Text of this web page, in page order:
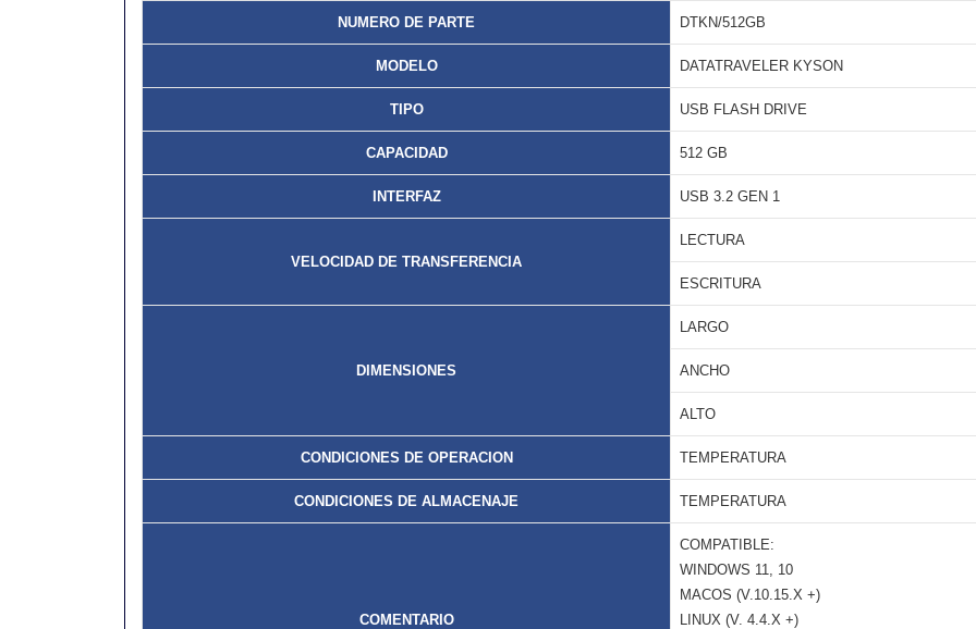
NUMERO DE PARTE DTKN/512GB
MODELO DATATRAVELER KYSON
TIPO USB FLASH DRIVE
CAPACIDAD 512 GB
INTERFAZ USB 3.2 GEN 1
VELOCIDAD DE TRANSFERENCIA
LECTURA
ESCRITURA
DIMENSIONES
LARGO
ANCHO
ALTO
CONDICIONES DE OPERACION TEMPERATURA
CONDICIONES DE ALMACENAJE TEMPERATURA
COMENTARIO
COMPATIBLE:
WINDOWS 11, 10
MACOS (V.10.15.X +)
LINUX (V. 4.4.X +)